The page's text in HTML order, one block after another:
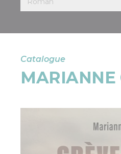
Catalogue
MARIANNE